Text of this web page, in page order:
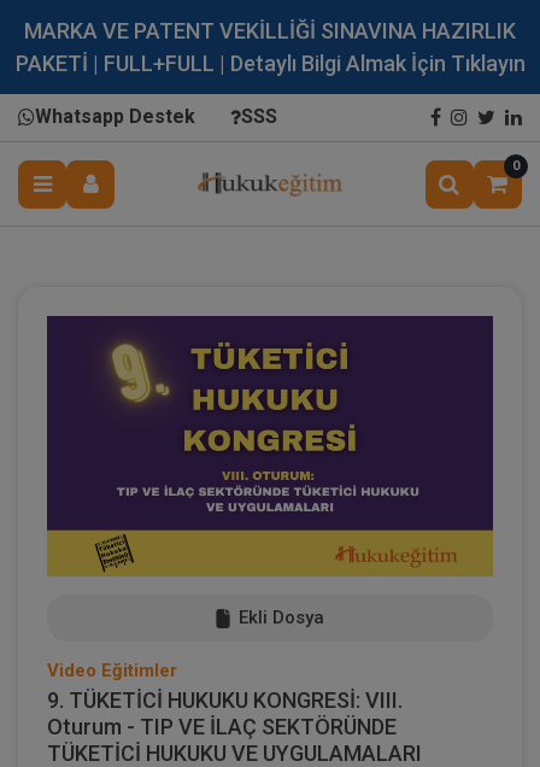
MARKA VE PATENT VEKİLLİĞİ SINAVINA HAZIRLIK
PAKETİ | FULL+FULL | Detaylı Bilgi Almak İçin Tıklayın
Whatsapp Destek SSS
0
Ekli Dosya
Video Eğitimler
9. TÜKETİCİ HUKUKU KONGRESİ: VIII.
Oturum - TIP VE İLAÇ SEKTÖRÜNDE
TÜKETİCİ HUKUKU VE UYGULAMALARI